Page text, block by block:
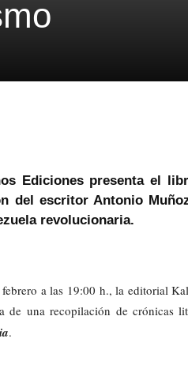
Ediciones presenta el
del escritor Antonio
revolucionaria.
a las 19:00 h., la editorial
de una recopilación de crónicas
.